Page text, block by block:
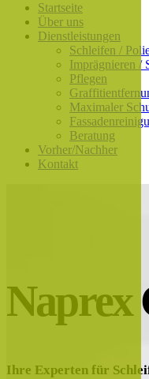
Startseite
Über uns
Dienstleistungen
Schleifen /
Imprägnieren /
Pflegen
Maximaler
Beratung
Vorher/Nachher
Kontakt
Naprex
Ihre Experten für